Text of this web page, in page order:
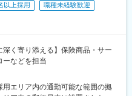
、小田原駅、藤沢駅、秦野駅、
、相武台下駅、海老名駅(相鉄・
県)、韮崎駅、富士山駅、大月
根駅、穂高駅、岡谷駅、地鉄ビル
県)、砺波駅、北鉄金沢駅、小松
、多治見駅、那加駅、可児駅、
塚駅、半田駅、左京山駅、大府
以上採用
職種未経験歓迎
く寄り添える】保険商品・サー
ーなどを担当
用エリア内の通勤可能な範囲の拠